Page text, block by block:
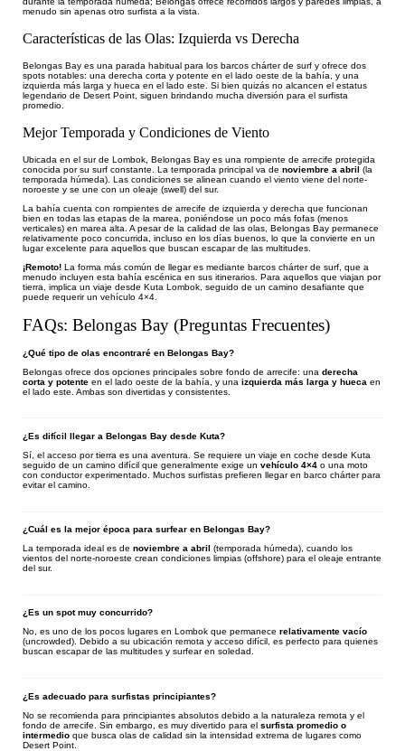
menudo sin apenas otro surfista a la vista.
Características de las Olas: Izquierda vs Derecha
Belongas Bay es una parada habitual para los barcos chárter de surf y ofrece dos
spots notables: una derecha corta y potente en el lado oeste de la bahía, y una
izquierda más larga y hueca en el lado este. Si bien quizás no alcancen el estatus
legendario de Desert Point, siguen brindando mucha diversión para el surfista
promedio.
Mejor Temporada y Condiciones de Viento
Ubicada en el sur de Lombok, Belongas Bay es una rompiente de arrecife protegida
conocida por su surf constante. La temporada principal va denoviembre a abril (la
temporada húmeda). Las condiciones se alinean cuando el viento viene del norte-
noroeste y se une con un oleaje (swell) del sur.
La bahía cuenta con rompientes de arrecife de izquierda y derecha que funcionan
bien en todas las etapas de la marea, poniéndose un poco más fofas (menos
verticales) en marea alta. A pesar de la calidad de las olas, Belongas Bay permanece
relativamente poco concurrida, incluso en los días buenos, lo que la convierte en un
lugar excelente para aquellos que buscan escapar de las multitudes.
¡Remoto! La forma más común de llegar es mediante barcos chárter de surf, que a
menudo incluyen esta bahía escénica en sus itinerarios. Para aquellos que viajan por
tierra, implica un viaje desde Kuta Lombok, seguido de un camino desafiante que
puede requerir un vehículo 4×4.
FAQs: Belongas Bay (Preguntas Frecuentes)
¿Qué tipo de olas encontraré en Belongas Bay?
Belongas ofrece dos opciones principales sobre fondo de arrecife: unaderecha
corta y potente en el lado oeste de la bahía, y unaizquierda más larga y hueca en
el lado este. Ambas son divertidas y consistentes.
¿Es difícil llegar a Belongas Bay desde Kuta?
Sí, el acceso por tierra es una aventura. Se requiere un viaje en coche desde Kuta
seguido de un camino difícil que generalmente exige unvehículo 4×4 o una moto
con conductor experimentado. Muchos surfistas prefieren llegar en barco chárter para
evitar el camino.
¿Cuál es la mejor época para surfear en Belongas Bay?
La temporada ideal es denoviembre a abril (temporada húmeda), cuando los
vientos del norte-noroeste crean condiciones limpias (offshore) para el oleaje entrante
del sur.
¿Es un spot muy concurrido?
No, es uno de los pocos lugares en Lombok que permanecerelativamente vacío
(uncrowded). Debido a su ubicación remota y acceso difícil, es perfecto para quienes
buscan escapar de las multitudes y surfear en soledad.
¿Es adecuado para surfistas principiantes?
No se recomienda para principiantes absolutos debido a la naturaleza remota y el
fondo de arrecife. Sin embargo, es muy divertido para elsurfista promedio o
intermedio que busca olas de calidad sin la intensidad extrema de lugares como
Desert Point.